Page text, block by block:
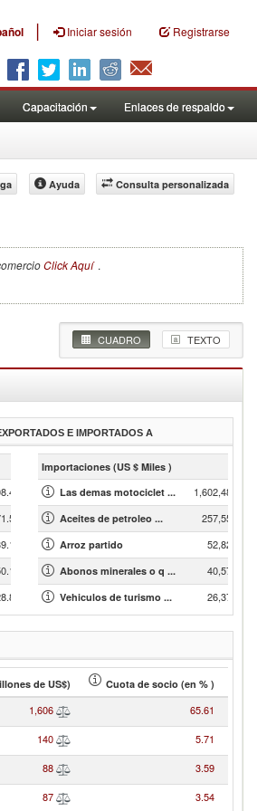
| Iniciar sesión Registrarse
Capacitación Enlaces de respaldo
Consulta personalizada
Ayuda
Click Aquí .
CUADRO TEXTO
E IMPORTADOS A
Importaciones (US $ Miles )
Las demas motociclet ...
1,602,489.79
Aceites de petroleo ... 257,556.54
Arroz partido 52,823.18
Abonos minerales o q ... 40,578.07
Vehiculos de turismo ... 26,371.71
de US$) Cuota de socio (en % )
1,606 65.61
140 5.71
88 3.59
87 3.54